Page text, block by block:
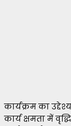
कार्यक्रम का
कार्य क्षमता में